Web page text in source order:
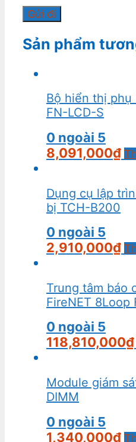
Sản phẩm
Bộ hiển thị phụ
FN-LCD-S
0 ngoài 5
8,091,000₫
Dụng cụ lập
bị TCH-B200
0 ngoài 5
2,910,000₫
Trung tâm báo
FireNET 8Loop
0 ngoài 5
118,810,000₫
Module giám
DIMM
0 ngoài 5
1,340,000₫